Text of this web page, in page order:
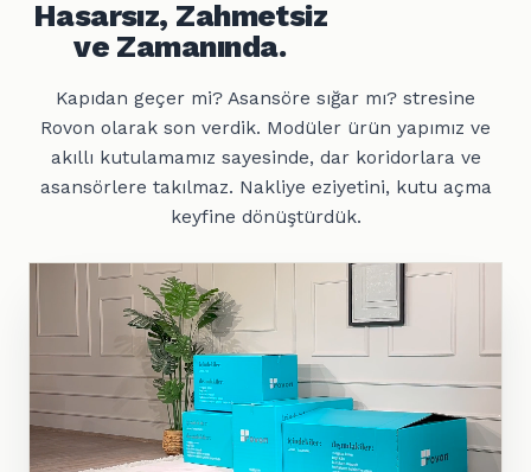
Hasarsız, Zahmetsiz
ve Zamanında.
Kapıdan geçer mi? Asansöre sığar mı? stresine
Rovon olarak son verdik. Modüler ürün yapımız ve
akıllı kutulamamız sayesinde, dar koridorlara ve
asansörlere takılmaz. Nakliye eziyetini, kutu açma
keyfine dönüştürdük.